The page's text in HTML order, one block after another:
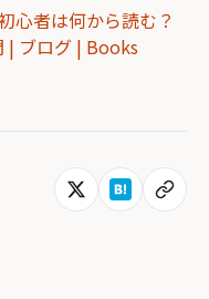
心者は何から読む？
| ブログ | Books